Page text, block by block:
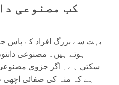
کب مصنوعی
بہت سے بزرگ افراد کے پاس
ہوتے ہیں۔ مصنوعی
سکتی ہے۔ اگر جزوی مصنوعی
ہے کہ منہ کی صفائی اچھی